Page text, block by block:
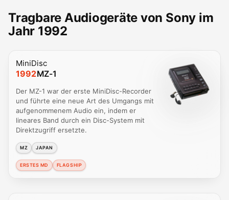
Tragbare Audiogeräte von Sony im
Jahr 1992
MiniDisc
1992MZ-1
Der MZ-1 war der erste MiniDisc-Recorder
und führte eine neue Art des Umgangs mit
aufgenommenem Audio ein, indem er
lineares Band durch ein Disc-System mit
Direktzugriff ersetzte.
MZ JAPAN
ERSTES MD FLAGSHIP